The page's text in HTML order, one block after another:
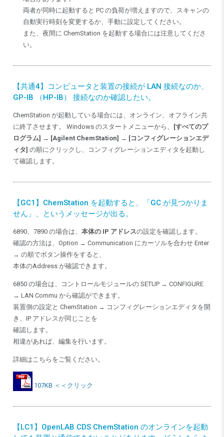
両者が同時に起動すると PC の負荷が増えますので、スキャンの
自動実行時刻を変更するか、手動に設定してください。
また、夜間に ChemStation を起動する場合には注意してくださ
い。
【共通4】コンピュータと装置の接続が LAN 接続なのか、
GP-IB （HP-IB） 接続なのか確認したい。
ChemStation が起動している場合には、オンライン、オフライン共
に終了させます。 Windows のスタートメニューから、
[すべてのプ
ログラム] → [Agilent ChemStation] → [コンフィグレーションエデ
ィタ] の順にクリックし、コンフィグレーションエディタを起動し
て確認します。
【GC1】ChemStation を起動すると、「GC が見つかりま
せん」、というメッセージが出る。
6890、7890 の場合は、 本体の IP アドレスの設定を確認します。
確認の方法は、Option → Communication にカーソルを合わせ Enter
→ の順でボタン操作をすると、
本体のAddress が確認できます。
6850 の場合は、コントロールモジュールの SETUP → CONFIGURE
→ LAN Commu から確認ができます。
装置側の設定と ChemStation → コンフィグレーションエディタを開
き、IP アドレスが同じことを
確認します。
相違があれば、編集を行います。
詳細はこちらをご覧ください。
107KB ＜＜クリック
【LC1】OpenLAB CDS ChemStation のオンラインを起動